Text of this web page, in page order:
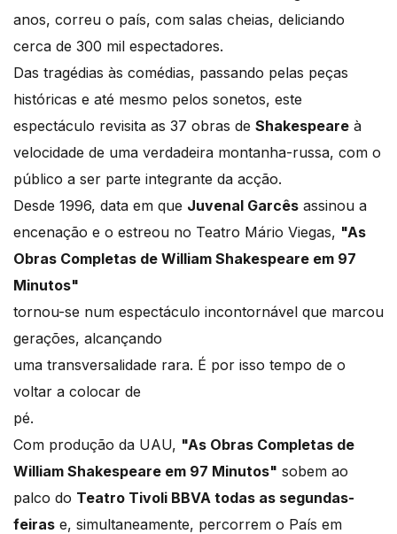
anos, correu o país, com salas cheias, deliciando
cerca de 300 mil espectadores.
Das tragédias às comédias, passando pelas peças
históricas e até mesmo pelos sonetos, este
espectáculo revisita as 37 obras de Shakespeare à
velocidade de uma verdadeira montanha-russa, com o
público a ser parte integrante da acção.
Desde 1996, data em que Juvenal Garcês assinou a
encenação e o estreou no Teatro Mário Viegas, "As
Obras Completas de William Shakespeare em 97
Minutos"
tornou-se num espectáculo incontornável que marcou
gerações, alcançando
uma transversalidade rara. É por isso tempo de o
voltar a colocar de
pé.
Com produção da UAU, "As Obras Completas de
William Shakespeare em 97 Minutos" sobem ao
palco do Teatro Tivoli BBVA todas as segundas-
feiras e, simultaneamente, percorrem o País em